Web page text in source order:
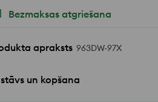
Bezmaksas atgriešana
apraksts 963DW-97X
un kopšana